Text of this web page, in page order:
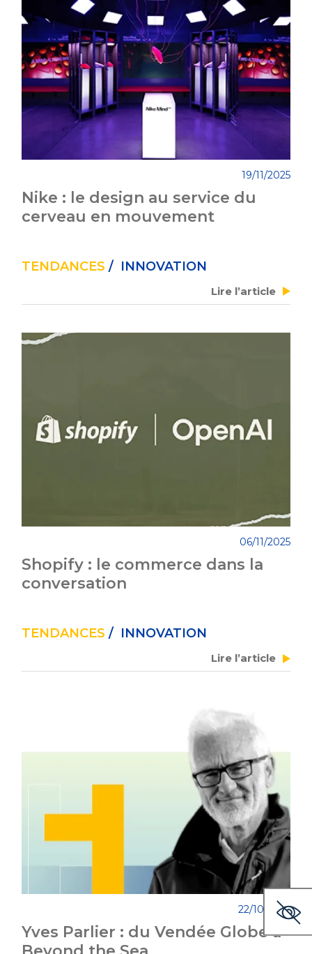
Nike : le design au service du
cerveau en mouvement
19/11/2025
TENDANCES / INNOVATION
Lire l’article
Shopify : le commerce dans la
conversation
06/11/2025
TENDANCES / INNOVATION
Lire l’article
Yves Parlier : du Vendée Globe à
22/10/2025